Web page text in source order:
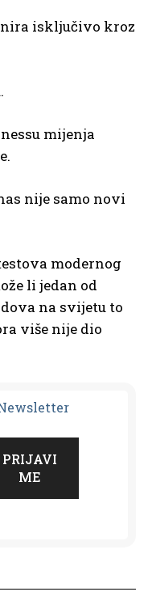
isključivo kroz
mijenja
nije samo novi
modernog
li jedan od
na svijetu to
više nije dio